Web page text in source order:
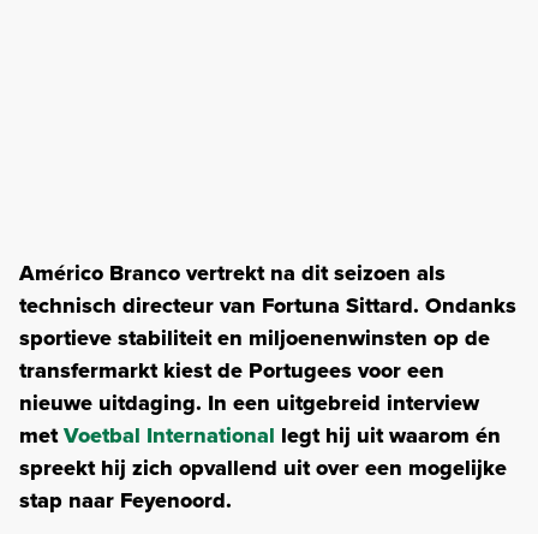
Américo Branco vertrekt na dit seizoen als
technisch directeur van Fortuna Sittard. Ondanks
sportieve stabiliteit en miljoenenwinsten op de
transfermarkt kiest de Portugees voor een
nieuwe uitdaging. In een uitgebreid interview
metVoetbal International legt hij uit waarom én
spreekt hij zich opvallend uit over een mogelijke
stap naar Feyenoord.